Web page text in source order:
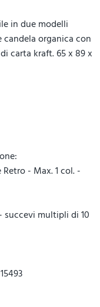
in due modelli
organica con
carta kraft. 65 x 89 x
- Max. 1 col. -
multipli di 10